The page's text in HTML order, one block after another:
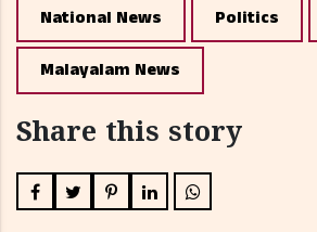
National News Politics
Malayalam News
Share this story